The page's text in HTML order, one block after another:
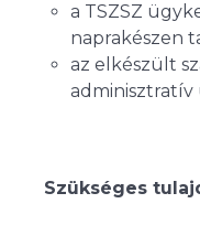
a TSZSZ
naprakészen
az elkészült
adminisztratív
Szükséges